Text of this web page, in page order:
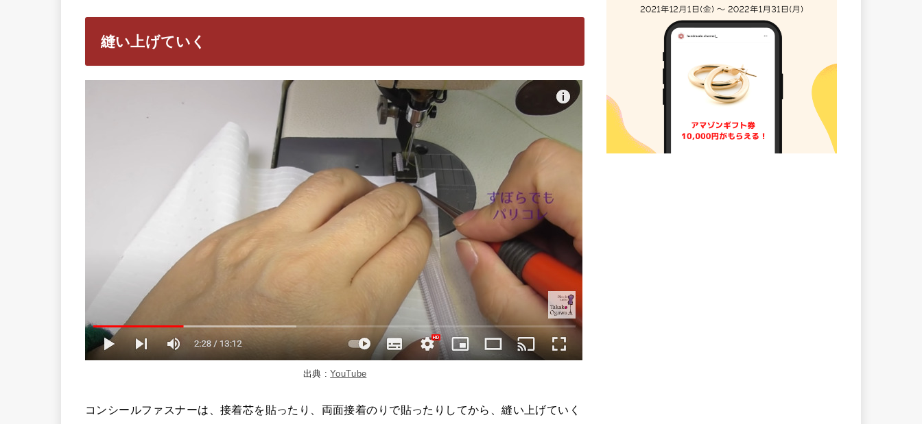
縫い上げていく
出典 :YouTube
コンシールファスナーは、接着芯を貼ったり、両面接着のりで貼ったりしてから、縫い上げていく